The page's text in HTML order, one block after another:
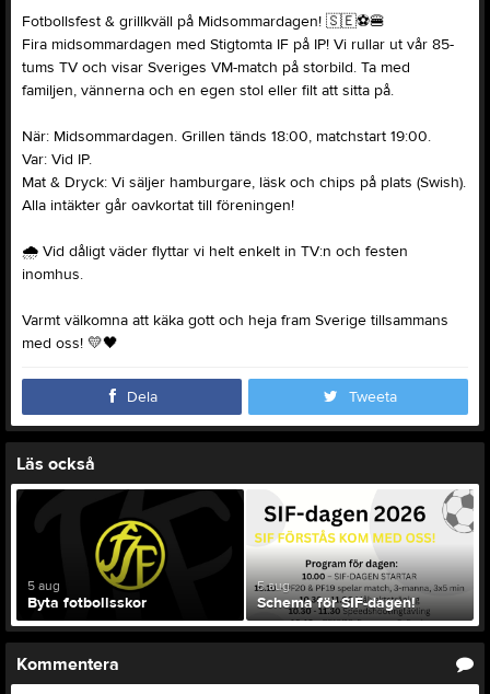
Fotbollsfest & grillkväll på Midsommardagen! 🇸🇪⚽️🍔
Fira midsommardagen med Stigtomta IF på IP! Vi rullar ut vår 85-
tums TV och visar Sveriges VM-match på storbild. Ta med
familjen, vännerna och en egen stol eller filt att sitta på.
När: Midsommardagen. Grillen tänds 18:00, matchstart 19:00.
Var: Vid IP.
Mat & Dryck: Vi säljer hamburgare, läsk och chips på plats (Swish).
Alla intäkter går oavkortat till föreningen!
🌧 Vid dåligt väder flyttar vi helt enkelt in TV:n och festen
inomhus.
Varmt välkomna att käka gott och heja fram Sverige tillsammans
med oss! 💛🖤
Dela Tweeta
Läs också
5 aug
Byta fotbollsskor
5 aug
Schema för SIF-dagen!
Kommentera